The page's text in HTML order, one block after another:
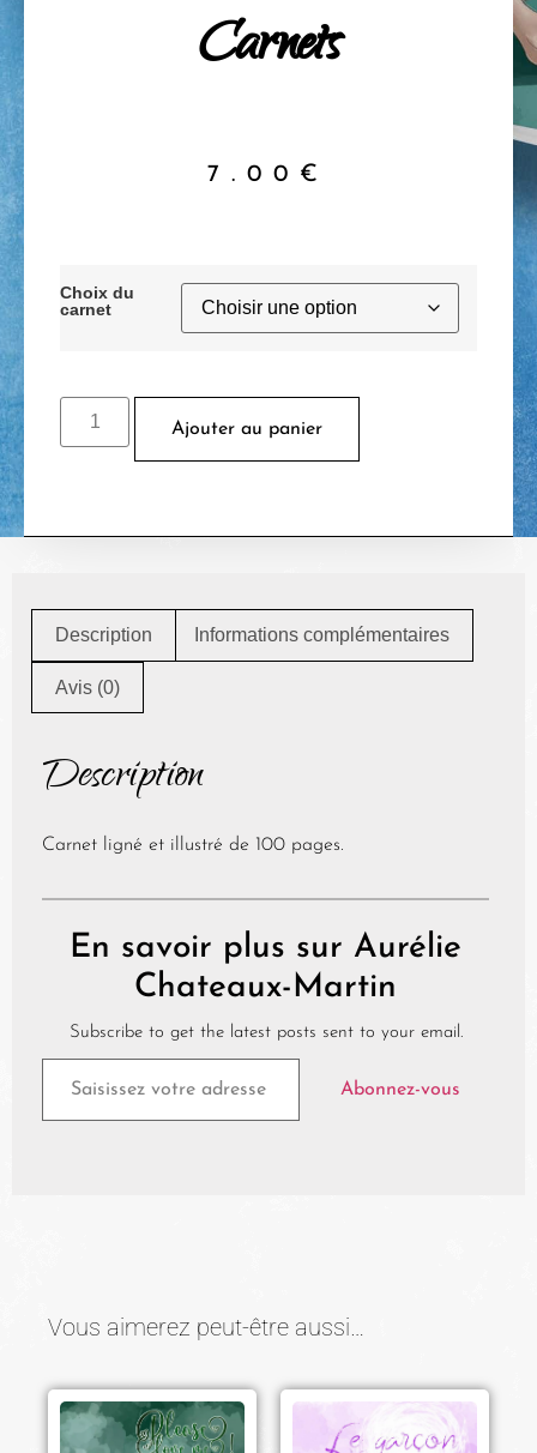
Carnets
7.00 €
Choix du
carnet
Ajouter au panier
Description Informations complémentaires
Avis (0)
Description
Carnet ligné et illustré de 100 pages.
En savoir plus sur Aurélie
Chateaux-Martin
Subscribe to get the latest posts sent to your email.
Abonnez-vous
Vous aimerez peut-être aussi…